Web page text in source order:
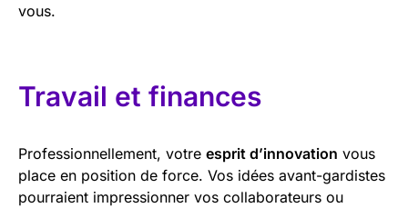
vous.
Travail et finances
Professionnellement, votre esprit d’innovation vous
place en position de force. Vos idées avant-gardistes
pourraient impressionner vos collaborateurs ou